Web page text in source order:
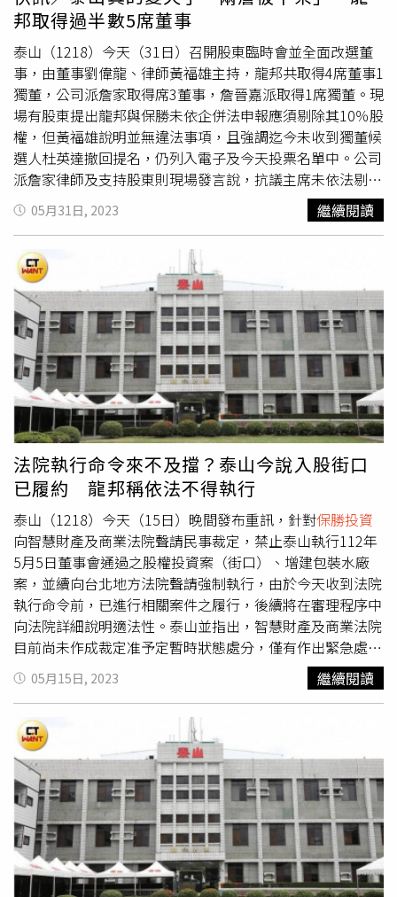
一次性的短期利益？」劉偉龍並說，「到底哪一樣才是對股
東權益最大的保障，這個我們董事會成員，會好好盡到我們
的責任，好好去探討跟研究。」泰山公司派詹家於5月25
日，股臨會召開前不到一周宣布，將於7月17日配發每股4
元現金股利，創下上市有史以來新高，股利總金額近20億
元。當時泰山公司表示，雖然面臨市場派龍邦國際
（2514）的惡意杯葛，董事長詹景超與董事會仍排除萬
難，堅持兌現承諾，大方與股東分享獲利，泰山企業
（1218）決議現金股利每股配發新台幣4元，除權息交易日
為7月4日，最後過戶日為7月5日，停止過戶期間為7月6日
至7月10日，除權息基準日為7月10日，現金股利發放日為7
月17日。並強調，泰山企業在詹景超與經營團隊的打拚下，
營收逐年屢創新高，去年雖因俄烏戰爭與運費高漲等因素，
造成全球原物料大漲，泰山仍為體恤消費者，遲至去年五月
才微調部分售價，忍痛犧牲獲利，惟本業獲利仍逾7,000萬
元，已經連續6年配發現金股利，大方回饋股東，經營績效
實有目共睹。今天股東會後，大股東龍邦宣布，依法召開泰
山公司112年第二次股東臨時會，龍邦董事長劉偉龍擔任主
席，股東出席率達85.78%，會中通過全面改選董事及解除
新任董事（含獨立董事）及其代表人之競業行為限制案。律
師黃福雄並於會中重申此次股臨會召開的正當性，表示今日
的股東臨時會係通過證交所、集保中心及商業法院層層把關
及認定，才在本日召開。會中公布泰山公司已發行有表決權
股數總數為486,318,996股，出席股數為417,187,774股，其
中以電子方式行使表決權為11,126,758權，出席率達
85.78％。龍邦董事長劉偉龍於會後表示對於今日投票結果
還算滿意，同時表示新的董事會成員涵蓋各領域專業人士，
期待泰山公司未來能透過新的董事會組成帶出全新氣象，朝
推動公司治理、專業經營及股東權益最大化的方向努力。也
歡迎整個社會及主管機關一起來監督和鞭策，務求讓泰山公
司真正脫離家族色彩，回歸專業治理。晚間，泰山現任經營
團隊也發布近千文的聲明，認為所寄發之開會通知並未載明
除龍邦公司外究係哪六名股東共同召集股東臨時會，有重大
瑕疵之外，主張龍邦及子公司保勝投資係以財務投資為名，
行併購泰山之實。依企業併購法第27條第14項規定，應向
證券主管機關申報，而龍邦公司並未依前開規定如實申報，
故依企業併購法第27條第15項規定，龍邦公司就取得超過
百分之十之股份，依法並無表決權，以致今天選舉有重大瑕
疵。泰山公司派詹家經營團隊對於今日股東臨時會選出新任
董事、獨立董事之適法性，存有重大疑慮，也嚴正否認今日
股東臨時會之合法性、有效性，更歡迎在場有表示異議之各
位股東，在會後針對今日股東臨時會其中所存有召集程序、
邦取得過半數5席董事
泰山（1218）今天（31日）召開股東臨時會並全面改選董
事，由董事劉偉龍、律師黃福雄主持，龍邦共取得4席董事1
獨董，公司派詹家取得席3董事，詹晉嘉派取得1席獨董。現
場有股東提出龍邦與保勝未依企併法申報應須剔除其10％股
權，但黃福雄說明並無違法事項，且強調迄今未收到獨董候
選人杜英達撤回提名，仍列入電子及今天投票名單中。公司
派詹家律師及支持股東則現場發言說，抗議主席未依法剔除
龍邦、保勝等部分股權數，將會循司法途徑提出告訴，主張
此次選舉投票表決結果無效。股東投票時間原本是從9點22
分開始至50分，之後主席劉偉龍宣布提供給股東思考時間因
此延至10點22分。依大會統計公布，今天出席股權達
85.78％；根據CTWANT了解，泰山股權結構中，外資約佔
4％，龍邦等大股東包括持有及可掌握股權約50％～60％，
目前公司派經營團隊包括持有及可掌握股權約20％。選舉結
果於11點出爐，獨董當選人劉偉龍為最高票當選，可依法為
新任董事會召集人。至於龍邦在選前喊出要下架「董事長詹
景超、董事詹皓鈞」策略之後，兩人此次未順利當選董事。
一般董事當選人為劉偉龍、韓泰生、劉煌基、楊文慶（以上
為龍邦提名），以及陳諾樺、王添盛（以上為公司派詹家提
名）。獨立董事當選人為蕭勝賢（以上為龍邦提名），及黃
慧萍（以上為公司派詹家提名）與陳威宇。泰山大股東龍邦
提名9席董事候選人，一般董事候選人為劉偉龍、韓泰生、
劉煌基、楊文慶、湯順甄、李淑惠等6人；獨董候選人為杜
英達、蕭勝賢等2人，原接受龍邦提名獨董候選人林坤正則
因撤回提名而未列入投票名單。泰山公司派也滿額提名9席
董事候選人，一般董事候選人為詹景超、陳諾樺、詹皓鈞、
王添盛、詹凱閔、詹謹鴻等6人；獨立董事候選人為顧啟
東、黃慧萍、范國華等3人。泰山創辦詹家第三代、前泰山
副董詹晋嘉也提名2席董事候選人，一般董事候選人為法人
聚象國際；獨立董事候選人為陳威宇。以下為當選董事名單
與表決股權統計：共9席一般董事當選人
保勝投資劉偉龍
655,669,232權、（龍邦提名）保勝投資劉煌基458,958,883
權、（龍邦提名）
保勝投資
楊文慶451,311,003權、（龍邦
提名）
保勝投資 韓泰生451,279,540權、（龍邦提名）至登
投資有限公司陳諾樺448,519,260權（詹景超提名）、鴻強
股份有限公司王添盛448,390,530權（詹景超提名）獨立董
事當選人蕭勝賢274,882,796權（龍邦提名）、陳威宇
199,346,734權（詹晉嘉提名）黃慧萍194,630,429權（詹景
超提名）
05月31日, 2023 繼續閱讀
法院執行命令來不及擋？泰山今說入股街口
已履約 龍邦稱依法不得執行
泰山（1218）今天（15日）晚間發布重訊，針對保勝投資
向智慧財產及商業法院聲請民事裁定，禁止泰山執行112年
5月5日董事會通過之股權投資案（街口）、增建包裝水廠
案，並續向台北地方法院聲請強制執行，由於今天收到法院
執行命令前，已進行相關案件之履行，後續將在審理程序中
向法院詳細說明適法性。泰山並指出，智慧財產及商業法院
目前尚未作成裁定准予定暫時狀態處分，僅有作出緊急處置
於7日內有效之裁定。泰山則將於5月31日股東臨時會。不
過，稍早龍邦國際興業發出聲明，智慧財產及商業法院日前
已作成112年度商暫字第13號裁定，禁止泰山公司執行取得
街口金融科技股份有限公司（下稱街口金融公司）40.39%
普通股權及增建包裝水廠之董事會決議，相關執行命令並已
送達泰山公司與泰山公司董事長詹景超，泰山公司依法不得
執行上述違法決議！泰山以36億元取得街口金融公司
40.39%股份，包括以22億元向街口金融公司認購新股、以
14億元向街口金融公司之母公司Dorian Innovation Limited
購買老股，且上述款項已分別給付予街口金融與Dorian公
司。龍邦強調，有鑒於泰山公司目前已將36億元之鉅額款項
05月15日, 2023 繼續閱讀